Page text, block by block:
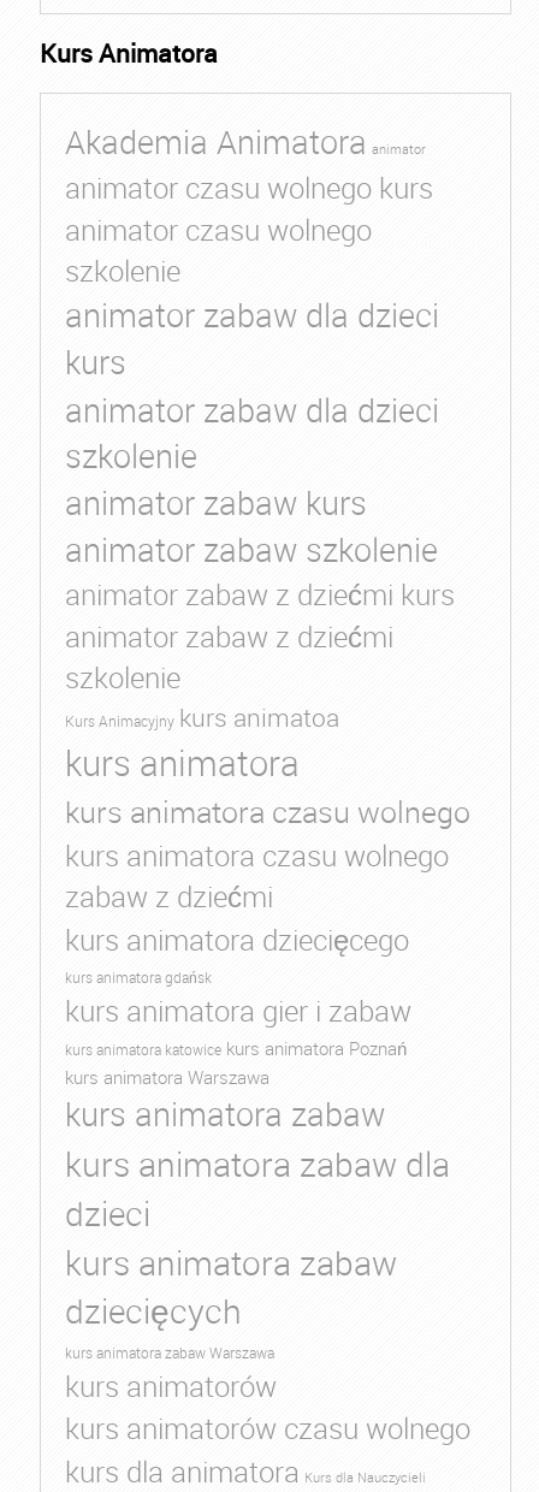
Kurs Animatora
Akademia Animatora animator
animator czasu wolnego kurs
animator czasu wolnego
szkolenie
animator zabaw dla dzieci
kurs
animator zabaw dla dzieci
szkolenie
animator zabaw kurs
animator zabaw szkolenie
animator zabaw z dziećmi kurs
animator zabaw z dziećmi
szkolenie
Kurs Animacyjny kurs animatoa
kurs animatora
kurs animatora czasu wolnego
kurs animatora czasu wolnego
zabaw z dziećmi
kurs animatora dziecięcego
kurs animatora gdańsk
kurs animatora gier i zabaw
kurs animatora katowice kurs animatora Poznań
kurs animatora Warszawa
kurs animatora zabaw
kurs animatora zabaw dla
dzieci
kurs animatora zabaw
dziecięcych
kurs animatora zabaw Warszawa
kurs animatorów
kurs animatorów czasu wolnego
kurs dla animatora Kurs dla Nauczycieli